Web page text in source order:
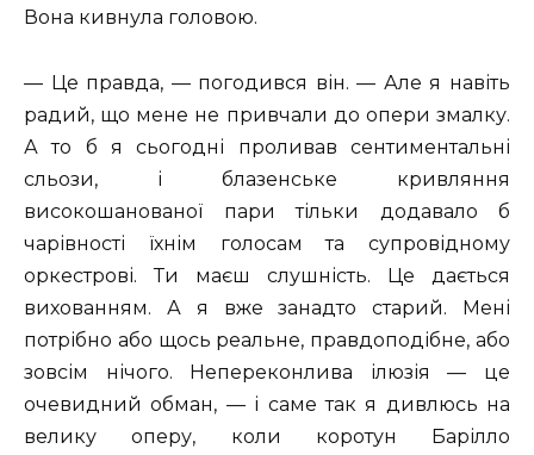
Вона кивнула головою.
— Це правда, — погодився він. — Але я навіть
радий, що мене не привчали до опери змалку.
А то б я сьогодні проливав сентиментальні
сльози, і блазенське кривляння
високошанованої пари тільки додавало б
чарівності їхнім голосам та супровідному
оркестрові. Ти маєш слушність. Це дається
вихованням. А я вже занадто старий. Мені
потрібно або щось реальне, правдоподібне, або
зовсім нічого. Непереконлива ілюзія — це
очевидний обман, — і саме так я дивлюсь на
велику оперу, коли коротун Барілло